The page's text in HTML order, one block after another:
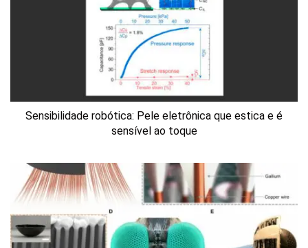
Sensibilidade robótica: Pele eletrônica que estica e é
sensível ao toque